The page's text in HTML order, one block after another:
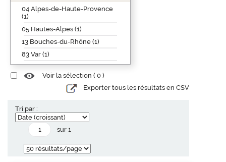
04 Alpes-de-Haute-Provence
(1)
05 Hautes-Alpes (1)
13 Bouches-du-Rhône (1)
83 Var (1)
Voir la sélection ( 0 )
Exporter tous les résultats en CSV
Tri par :
sur 1